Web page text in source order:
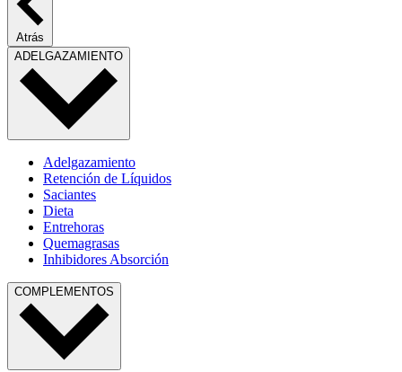
Atrás
ADELGAZAMIENTO
Adelgazamiento
Retención de Líquidos
Saciantes
Dieta
Entrehoras
Quemagrasas
Inhibidores Absorción
COMPLEMENTOS